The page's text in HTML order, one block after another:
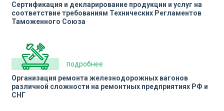
Сертификация и декларирование продукции и услуг на
соответствие требованиям Технических Регламентов
Таможенного Союза
подробнее
Организация ремонта железнодорожных вагонов
различной сложности на ремонтных предприятиях РФ и
СНГ